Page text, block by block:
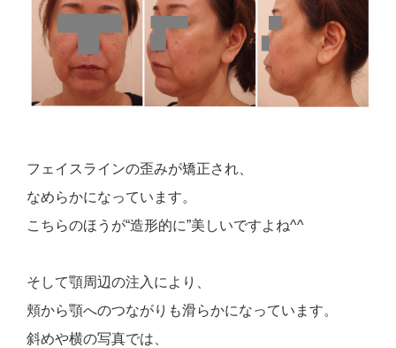
フェイスラインの歪みが矯正され、
なめらかになっています。
こちらのほうが“造形的に”美しいですよね^^
そして顎周辺の注入により、
頬から顎へのつながりも滑らかになっています。
斜めや横の写真では、